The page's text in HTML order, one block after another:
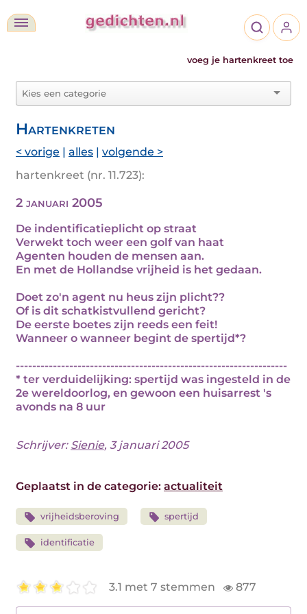
voeg je hartenkreet toe
Hartenkreten
< vorige | alles | volgende >
hartenkreet (nr. 11.723):
2 januari 2005
De indentificatieplicht op straat
Verwekt toch weer een golf van haat
Agenten houden de mensen aan.
En met de Hollandse vrijheid is het gedaan.
Doet zo'n agent nu heus zijn plicht??
Of is dit schatkistvullend gericht?
De eerste boetes zijn reeds een feit!
Wanneer o wanneer begint de spertijd*?
------------------------------------------------------------------
* ter verduidelijking: spertijd was ingesteld in de
2e wereldoorlog, en gewoon een huisarrest 's
avonds na 8 uur
Schrijver: Sienie, 3 januari 2005
Geplaatst in de categorie: actualiteit
vrijheidsberoving spertijd
identificatie
3.1 met 7 stemmen 877